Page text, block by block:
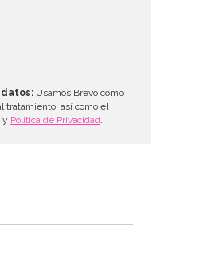
Usamos Brevo como
tratamiento, así como el
y Política de Privacidad